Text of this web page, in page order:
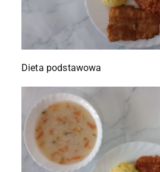
Dieta podstawowa